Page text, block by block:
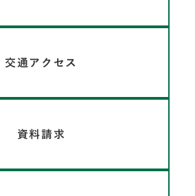
交通アクセス
資料請求